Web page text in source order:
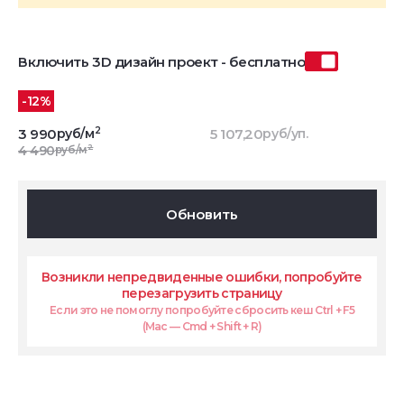
Включить 3D дизайн проект - бесплатно
-12%
3 990руб/м2
4 490руб/м2
5 107,20руб/уп.
Обновить
Возникли непредвиденные ошибки, попробуйте
перезагрузить страницу
Если это не помоглу попробуйте сбросить кеш Ctrl + F5
(Mac — Cmd + Shift + R)